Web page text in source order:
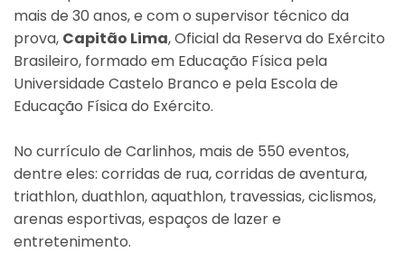
mais de 30 anos, e com o supervisor técnico da
prova, Capitão Lima, Oficial da Reserva do Exército
Brasileiro, formado em Educação Física pela
Universidade Castelo Branco e pela Escola de
Educação Física do Exército.
No currículo de Carlinhos, mais de 550 eventos,
dentre eles: corridas de rua, corridas de aventura,
triathlon, duathlon, aquathlon, travessias, ciclismos,
arenas esportivas, espaços de lazer e
entretenimento.